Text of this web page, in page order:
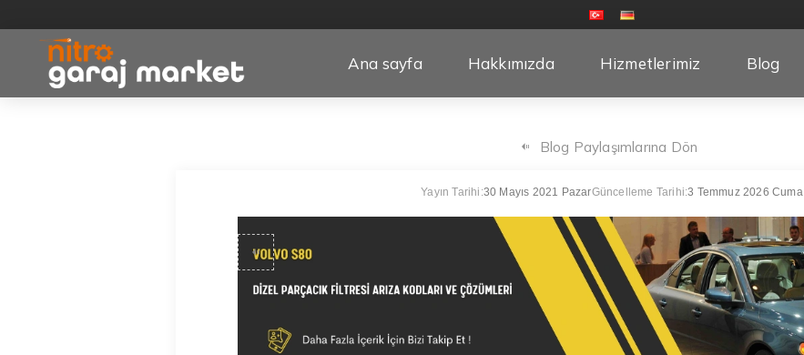
Ana sayfa Hakkımızda Hizmetlerimiz Blog
Blog Paylaşımlarına Dön
Yayın Tarihi:30 Mayıs 2021 PazarGüncelleme Tarihi:3 Temmuz 2026 Cuma